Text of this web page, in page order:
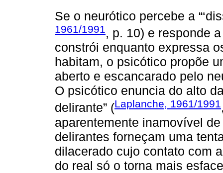
Se o neurótico percebe a
1961/1991, p. 10) e responde
constrói enquanto expressa
habitam, o psicótico propõe
aberto e escancarado pelo
O psicótico enuncia do alto
delirante” (Laplanche, 1961/1991
aparentemente inamovível
delirantes forneçam uma
dilacerado cujo contato com
do real só o torna mais